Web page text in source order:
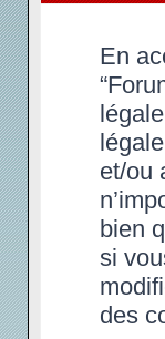
En
et/ou
bien
si
des